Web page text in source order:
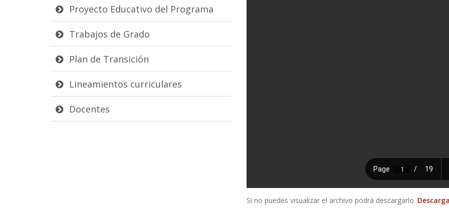
Proyecto Educativo del Programa
Trabajos de Grado
Plan de Transición
Lineamientos curriculares
Docentes
Si no puedes visualizar el archivo podrá descargarlo.